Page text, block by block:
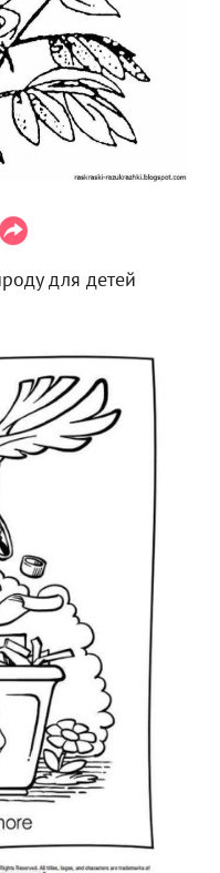
для детей